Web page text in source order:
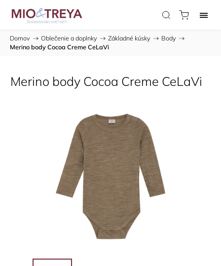
Domov / Oblečenie a doplnky / Základné kúsky / Body /
Merino body Cocoa Creme CeLaVi
Merino body Cocoa Creme CeLaVi